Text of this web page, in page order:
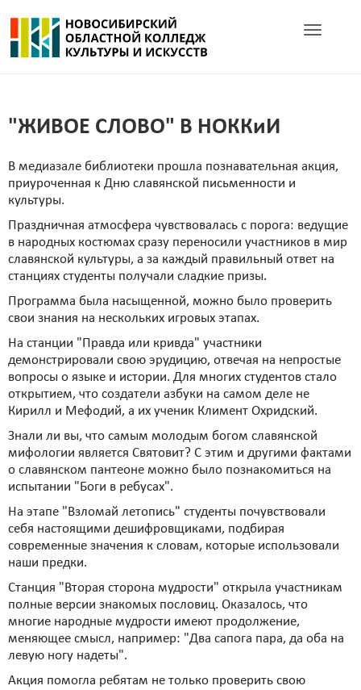
Toggle
"ЖИВОЕ СЛОВО" В НОККиИ
В медиазале библиотеки прошла познавательная акция,
приуроченная к Дню славянской письменности и
культуры.
Праздничная атмосфера чувствовалась с порога: ведущие
в народных костюмах сразу переносили участников в мир
славянской культуры, а за каждый правильный ответ на
станциях студенты получали сладкие призы.
Программа была насыщенной, можно было проверить
свои знания на нескольких игровых этапах.
На станции "Правда или кривда" участники
демонстрировали свою эрудицию, отвечая на непростые
вопросы о языке и истории. Для многих студентов стало
открытием, что создатели азбуки на самом деле не
Кирилл и Мефодий, а их ученик Климент Охридский.
Знали ли вы, что самым молодым богом славянской
мифологии является Святовит? С этим и другими фактами
о славянском пантеоне можно было познакомиться на
испытании "Боги в ребусах".
На этапе "Взломай летопись" студенты почувствовали
себя настоящими дешифровщиками, подбирая
современные значения к словам, которые использовали
наши предки.
Станция "Вторая сторона мудрости" открыла участникам
полные версии знакомых пословиц. Оказалось, что
многие народные мудрости имеют продолжение,
меняющее смысл, например: "Два сапога пара, да оба на
левую ногу надеты".
Акция помогла ребятам не только проверить свою